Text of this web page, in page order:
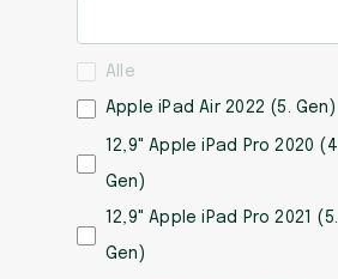
Alle
Apple iPad Air 2022 (5. Gen)
12,9" Apple iPad Pro 2020 (4.
Gen)
12,9" Apple iPad Pro 2021 (5.
Gen)